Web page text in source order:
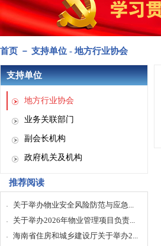
首页 － 支持单位 - 地方行业协会
支持单位
地方行业协会
业务关联部门
副会长机构
政府机关及机构
推荐阅读
关于举办物业安全风险防范与应急...
关于举办2026年物业管理项目负责...
海南省住房和城乡建设厅关于举办2...